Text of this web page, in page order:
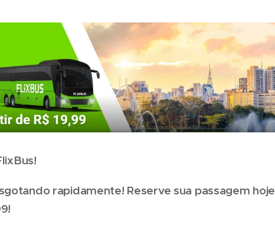
rapidamente! Reserve sua passagem hoje